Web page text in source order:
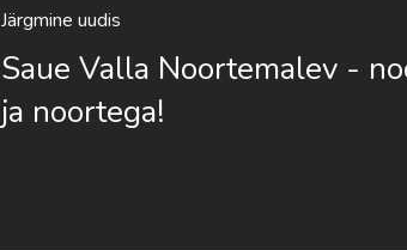
Järgmine uudis
Saue Valla Noortemalev -
ja noortega!